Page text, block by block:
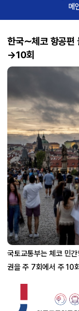
메
한국∼체코 항공편
→10회
국토교통부는 체코 민
권을 주 7회에서 주 10